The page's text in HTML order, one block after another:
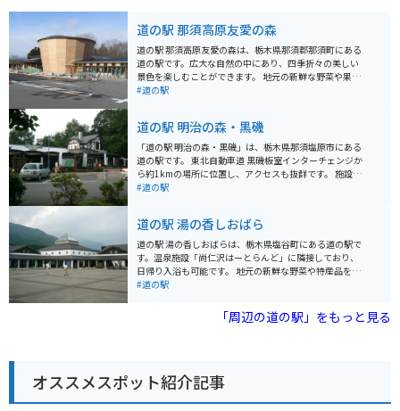
道の駅 那須高原友愛の森
道の駅 那須高原友愛の森は、栃木県那須郡那須町にある
道の駅です。広大な自然の中にあり、四季折々の美しい
景色を楽しむことができます。 地元の新鮮な野菜や果物
をはじめ、お土産や特産品を販売するショップや、レス
場合、駐車場も広く、休憩場所としても最適です。周辺
には、那須高原の観光スポットがたくさんあるので、ツ
ーリングの拠点としてもおすすめです。 那須高原は、温
泉や遊園地、美術館など、見どころ満載のエリアです。
道の駅 那須高原友愛の森で、情報収集をしてから、観光
に出かけるのも良いでしょう。
#道の駅
道の駅 明治の森・黒磯
「道の駅 明治の森・黒磯」は、栃木県那須塩原市にある
道の駅です。 東北自動車道 黒磯板室インターチェンジか
ら約1kmの場所に位置し、アクセスも抜群です。 施設内
には、地元の新鮮な野菜や果物を販売する農産物直売所
す。 濃厚でコクのある味わいは、一度食べたら忘れられ
ない美味しさです。 また、道の駅に隣接して、明治時代
に開拓が始まった「明治の森・黒磯」が広がっていま
す。 園内には、当時の面影を残すレンガ造りの建物や、
美しい自然を楽しむことができる遊歩道などがあり、散
策に最適です。 バイクで訪れる場合、駐車場も広く、休
など、観光スポットも充実しており、ツーリングの拠点
#道の駅
道の駅 湯の香しおばら
道の駅 湯の香しおばらは、栃木県塩谷町にある道の駅で
す。温泉施設「尚仁沢はーとらんど」に隣接しており、
日帰り入浴も可能です。 地元の新鮮な野菜や特産品を販
売する直売所、そばやうどんが味わえる食事処がありま
すので安心です。周辺には、尚仁沢湧水や鶏頂山など自
でしょうか。
#道の駅
「周辺の道の駅」をもっと見る
オススメスポット紹介記事